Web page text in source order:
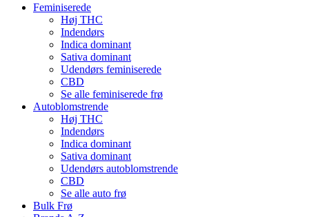
Feminiserede
Høj THC
Indendørs
Indica dominant
Sativa dominant
Udendørs feminiserede
CBD
Se alle feminiserede frø
Autoblomstrende
Høj THC
Indendørs
Indica dominant
Sativa dominant
Udendørs autoblomstrende
CBD
Se alle auto frø
Bulk Frø